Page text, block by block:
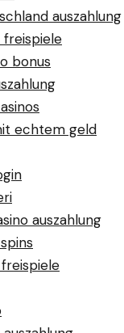
auszahlung
freispiele
bonus
echtem geld
auszahlung